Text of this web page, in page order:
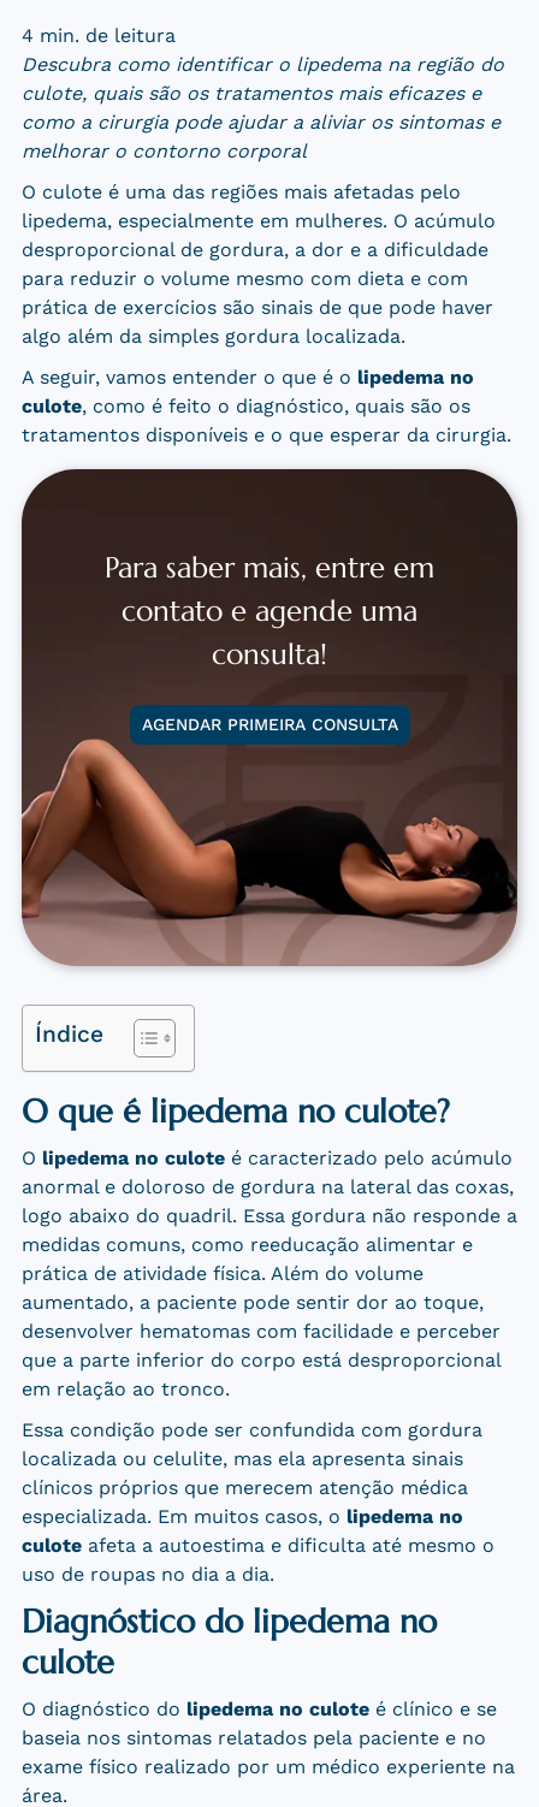
4 min. de leitura
Descubra como identificar o lipedema na região do
culote, quais são os tratamentos mais eficazes e
como a cirurgia pode ajudar a aliviar os sintomas e
melhorar o contorno corporal
O culote é uma das regiões mais afetadas pelo
lipedema, especialmente em mulheres. O acúmulo
desproporcional de gordura, a dor e a dificuldade
para reduzir o volume mesmo com dieta e com
prática de exercícios são sinais de que pode haver
algo além da simples gordura localizada.
A seguir, vamos entender o que é o lipedema no
culote, como é feito o diagnóstico, quais são os
tratamentos disponíveis e o que esperar da cirurgia.
Para saber mais, entre em
contato e agende uma
consulta!
AGENDAR PRIMEIRA CONSULTA
Índice
O que é lipedema no culote?
O lipedema no culoteé caracterizado pelo acúmulo
anormal e doloroso de gordura na lateral das coxas,
logo abaixo do quadril. Essa gordura não responde a
medidas comuns, como reeducação alimentar e
prática de atividade física. Além do volume
aumentado, a paciente pode sentir dor ao toque,
desenvolver hematomas com facilidade e perceber
que a parte inferior do corpo está desproporcional
em relação ao tronco.
Essa condição pode ser confundida com gordura
localizada ou celulite, mas ela apresenta sinais
clínicos próprios que merecem atenção médica
especializada. Em muitos casos, o lipedema no
culoteafeta a autoestima e dificulta até mesmo o
uso de roupas no dia a dia.
Diagnóstico do lipedema no
culote
O diagnóstico do lipedema no culoteé clínico e se
baseia nos sintomas relatados pela paciente e no
exame físico realizado por um médico experiente na
área.